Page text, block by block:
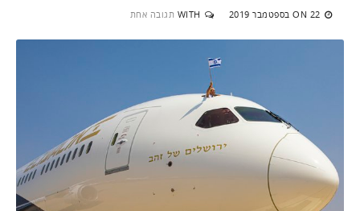
ON 22 בספטמבר 2019 WITH תגובה אחת